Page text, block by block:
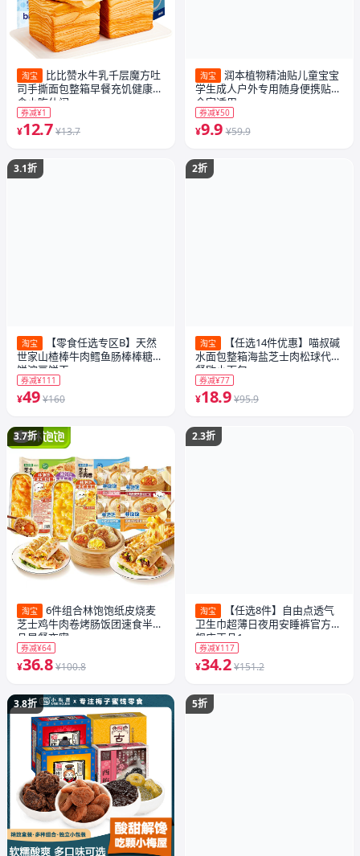
淘宝
比比赞水牛乳千层魔方吐
司手撕面包整箱早餐充饥健康零
食小吃休闲
券减¥1
¥12.7 ¥13.7
3.1折
淘宝
【零食任选专区B】天然
世家山楂棒牛肉鳕鱼肠棒棒糖米
饼溶豆饼干
券减¥111
¥49 ¥160
3.7折
淘宝
6件组合林饱饱纸皮烧麦
芝士鸡牛肉卷烤肠饭团速食半成
品早餐夜宵
券减¥64
¥36.8 ¥100.8
3.8折
淘宝
润本植物精油贴儿童宝宝
学生成人户外专用随身便携贴纸
全家适用
券减¥50
¥9.9 ¥59.9
2折
淘宝
【任选14件优惠】喵叔碱
水面包整箱海盐芝士肉松球代早
餐欧小面包
券减¥77
¥18.9 ¥95.9
2.3折
淘宝
【任选8件】自由点透气
卫生巾超薄日夜用安睡裤官方旗
舰店正品1
券减¥117
¥34.2 ¥151.2
5折